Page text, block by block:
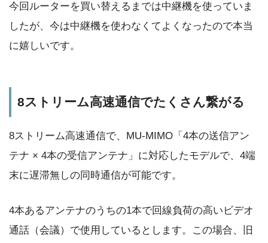
今回ルーターを買い替えるまでは中継機を使っていま
したが、今は中継機を使わなくてよくなったので本当
に嬉しいです。
8ストリーム高速通信でたくさん繋がる
8ストリーム高速通信で、MU-MIMO「4本の送信アン
テナ × 4本の受信アンテナ」に対応したモデルで、4端
末に遅滞無しの同時通信が可能です。
4本あるアンテナのうちの1本で回線負荷の高いビデオ
通話（会議）で使用しているとします。この場合、旧